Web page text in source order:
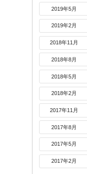
2019年5月
2019年2月
2018年11月
2018年8月
2018年5月
2018年2月
2017年11月
2017年8月
2017年5月
2017年2月